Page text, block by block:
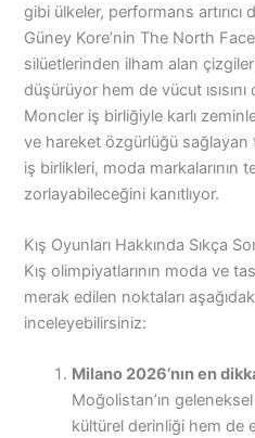
gibi ülkeler, performans
Güney Kore’nin The North
silüetlerinden ilham alan
düşürüyor hem de vücut
Moncler iş birliğiyle karlı
ve hareket özgürlüğü sağlayan
iş birlikleri, moda markalarının
zorlayabileceğini kanıtlıyor.
Kış Oyunları Hakkında Sıkça
Kış olimpiyatlarının moda ve
merak edilen noktaları
inceleyebilirsiniz:
Milano 2026’nın en
Moğolistan’ın
kültürel derinliği hem de